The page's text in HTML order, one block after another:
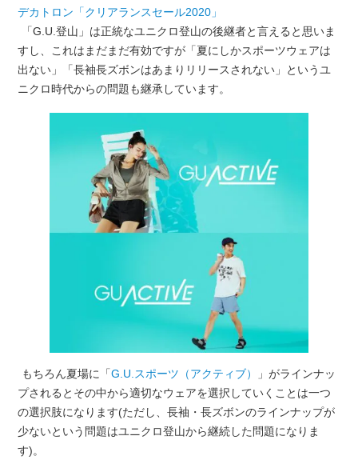
デカトロン「クリアランスセール2020」
「G.U.登山」は正統なユニクロ登山の後継者と言えると思いま
すし、これはまだまだ有効ですが「夏にしかスポーツウェアは
出ない」「長袖長ズボンはあまりリリースされない」というユ
ニクロ時代からの問題も継承しています。
もちろん夏場に「G.U.スポーツ（アクティブ）
」がラインナッ
プされるとその中から適切なウェアを選択していくことは一つ
の選択肢になります(ただし、長袖・長ズボンのラインナップが
少ないという問題はユニクロ登山から継続した問題になりま
す)。